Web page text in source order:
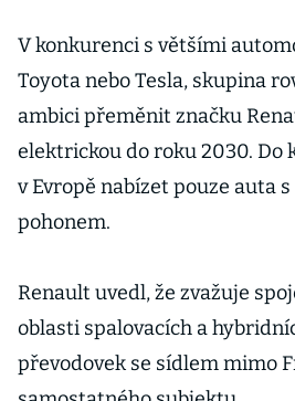
V konkurenci s většími
Toyota nebo Tesla, skupina
ambici přeměnit značku
elektrickou do roku 2030. Do
v Evropě nabízet pouze auta
pohonem.
Renault uvedl, že zvažuje
oblasti spalovacích a
převodovek se sídlem mimo